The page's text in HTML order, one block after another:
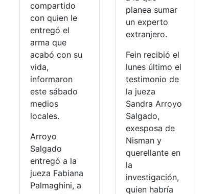
compartido
con quien le
entregó el
arma que
acabó con su
vida,
informaron
este sábado
medios
locales.
Arroyo
Salgado
entregó a la
jueza Fabiana
Palmaghini, a
planea sumar
un experto
extranjero.
Fein recibió el
lunes último el
testimonio de
la jueza
Sandra Arroyo
Salgado,
exesposa de
Nisman y
querellante en
la
investigación,
quien habría